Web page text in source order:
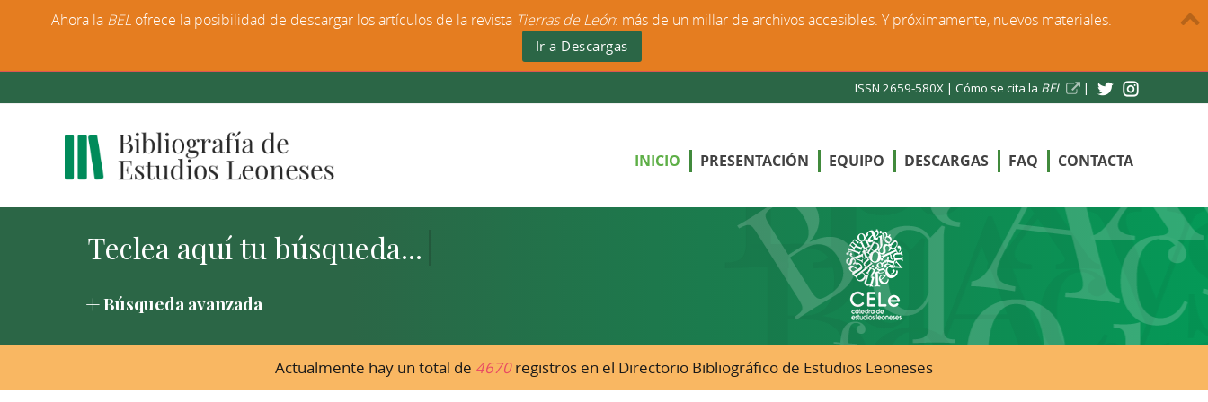
ISSN 2659-580X | Cómo se cita la BEL |
INICIO PRESENTACIÓN EQUIPO DESCARGAS FAQ CONTACTA
Búsqueda avanzada
Actualmente hay un total de 4670registros en el Directorio Bibliográfico de Estudios Leoneses
Ahora la BEL ofrece la posibilidad de descargar los artículos de la revista Tierras de León: más de un millar de archivos accesibles. Y próximamente, nuevos materiales.
Ir a Descargas